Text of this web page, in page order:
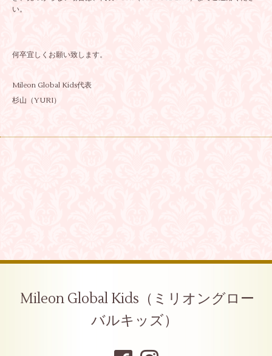
い。
何卒宜しくお願い致します。
Mileon Global Kids代表
杉山（YURI）
Mileon Global Kids（ミリオングロー
バルキッズ）